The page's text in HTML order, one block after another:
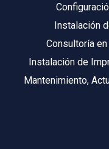
Instalación
Consultoría
Instalación de
Mantenimiento,